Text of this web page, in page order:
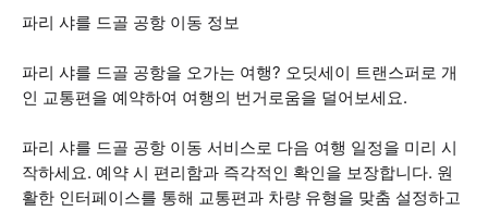
파리 샤를 드골 공항 이동 정보
파리 샤를 드골 공항을 오가는 여행? 오딧세이 트랜스퍼로 개
인 교통편을 예약하여 여행의 번거로움을 덜어보세요.
파리 샤를 드골 공항 이동 서비스로 다음 여행 일정을 미리 시
작하세요. 예약 시 편리함과 즉각적인 확인을 보장합니다. 원
활한 인터페이스를 통해 교통편과 차량 유형을 맞춤 설정하고